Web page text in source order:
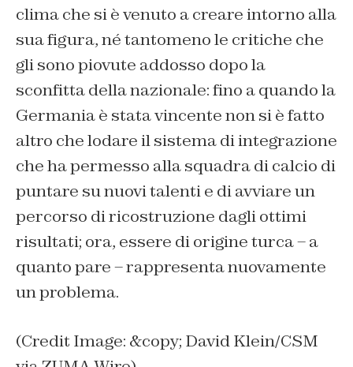
clima che si è venuto a creare intorno alla
sua figura, né tantomeno le critiche che
gli sono piovute addosso dopo la
sconfitta della nazionale: fino a quando la
Germania è stata vincente non si è fatto
altro che lodare il sistema di integrazione
che ha permesso alla squadra di calcio di
puntare su nuovi talenti e di avviare un
percorso di ricostruzione dagli ottimi
risultati; ora, essere di origine turca – a
quanto pare – rappresenta nuovamente
un problema.
(Credit Image: &copy; David Klein/CSM